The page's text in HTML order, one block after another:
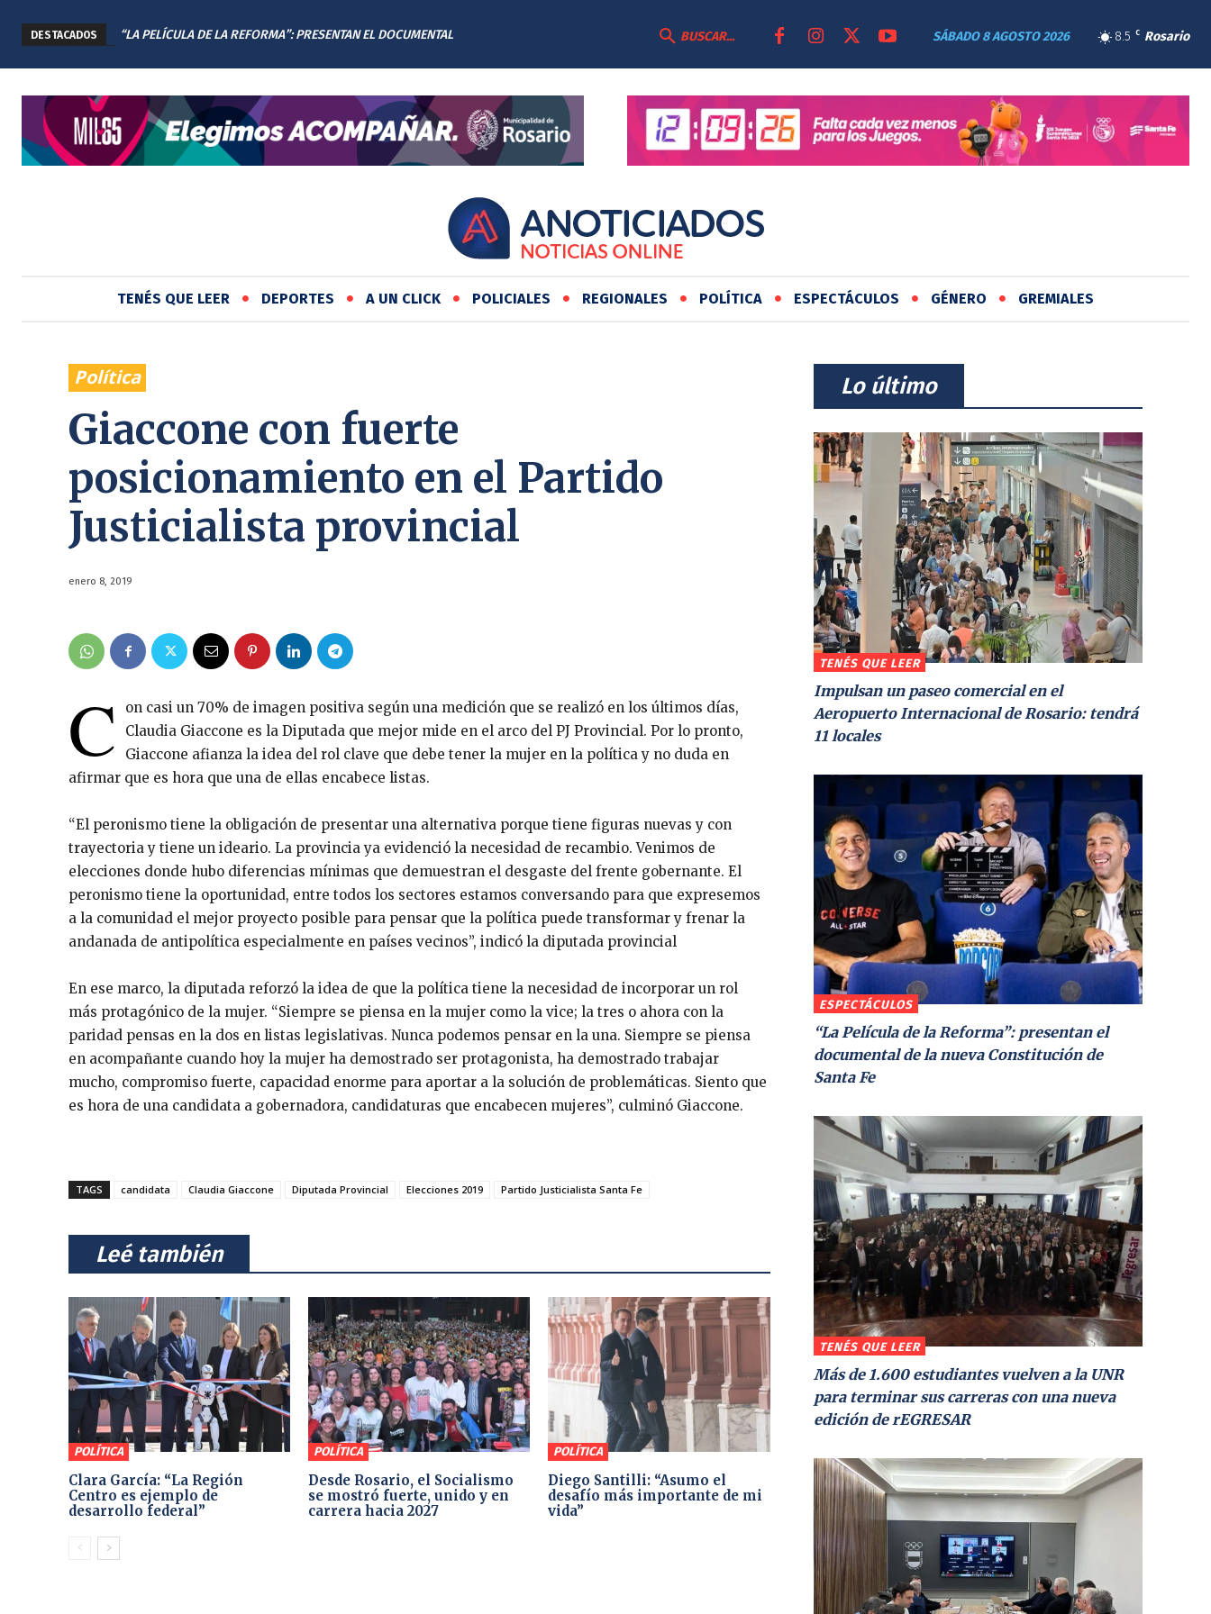
DESTACADOS
“LA PELÍCULA DE LA REFORMA”: PRESENTAN EL DOCUMENTAL
8.5 C Rosario
SÁBADO 8 AGOSTO 2026
BUSCAR...
TENÉS QUE LEER DEPORTES A UN CLICK POLICIALES REGIONALES POLÍTICA ESPECTÁCULOS GÉNERO GREMIALES
Política
Giaccone con fuerte
posicionamiento en el Partido
Justicialista provincial
enero 8, 2019
C
on casi un 70% de imagen positiva según una medición que se realizó en los últimos días,
Claudia Giaccone es la Diputada que mejor mide en el arco del PJ Provincial. Por lo pronto,
Giaccone afianza la idea del rol clave que debe tener la mujer en la política y no duda en
afirmar que es hora que una de ellas encabece listas.
“El peronismo tiene la obligación de presentar una alternativa porque tiene figuras nuevas y con
trayectoria y tiene un ideario. La provincia ya evidenció la necesidad de recambio. Venimos de
elecciones donde hubo diferencias mínimas que demuestran el desgaste del frente gobernante. El
peronismo tiene la oportunidad, entre todos los sectores estamos conversando para que expresemos
a la comunidad el mejor proyecto posible para pensar que la política puede transformar y frenar la
andanada de antipolítica especialmente en países vecinos”, indicó la diputada provincial
En ese marco, la diputada reforzó la idea de que la política tiene la necesidad de incorporar un rol
más protagónico de la mujer. “Siempre se piensa en la mujer como la vice; la tres o ahora con la
paridad pensas en la dos en listas legislativas. Nunca podemos pensar en la una. Siempre se piensa
en acompañante cuando hoy la mujer ha demostrado ser protagonista, ha demostrado trabajar
mucho, compromiso fuerte, capacidad enorme para aportar a la solución de problemáticas. Siento que
es hora de una candidata a gobernadora, candidaturas que encabecen mujeres”, culminó Giaccone.
TAGS candidata Claudia Giaccone Diputada Provincial Elecciones 2019 Partido Justicialista Santa Fe
⠀Leé también⠀
POLÍTICA
Clara García: “La Región
Centro es ejemplo de
desarrollo federal”
POLÍTICA
Desde Rosario, el Socialismo
se mostró fuerte, unido y en
carrera hacia 2027
POLÍTICA
Diego Santilli: “Asumo el
desafío más importante de mi
vida”
⠀Lo último⠀
TENÉS QUE LEER
Impulsan un paseo comercial en el
Aeropuerto Internacional de Rosario: tendrá
11 locales
ESPECTÁCULOS
“La Película de la Reforma”: presentan el
documental de la nueva Constitución de
Santa Fe
TENÉS QUE LEER
Más de 1.600 estudiantes vuelven a la UNR
para terminar sus carreras con una nueva
edición de rEGRESAR